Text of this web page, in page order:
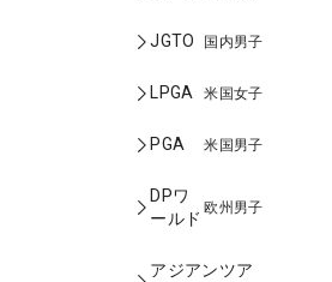
JGTO 国内男子
LPGA 米国女子
PGA 米国男子
DPワ
ールド
欧州男子
アジアンツア